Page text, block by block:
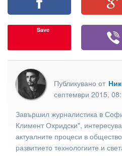
Save
Публикувано от
септември 2015,
Завършил журналистика в
Климент Охридски",
актуалните процеси в
развитието технологиите и